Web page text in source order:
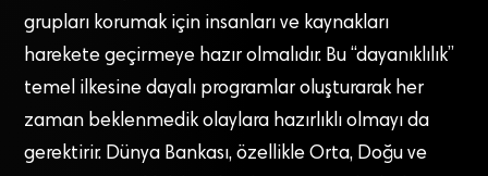
grupları korumak için insanları ve kaynakları
harekete geçirmeye hazır olmalıdır. Bu “dayanıklılık”
temel ilkesine dayalı programlar oluşturarak her
zaman beklenmedik olaylara hazırlıklı olmayı da
gerektirir. Dünya Bankası, özellikle Orta, Doğu ve